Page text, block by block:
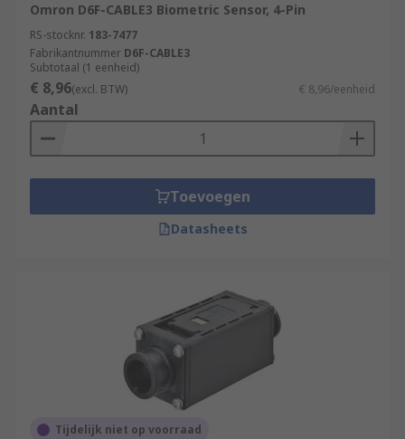
Omron D6F-CABLE3 Biometric Sensor, 4-Pin
RS-stocknr. 183-7477
Fabrikantnummer D6F-CABLE3
Subtotaal (1 eenheid)
€ 8,96(excl. BTW) € 8,96/eenheid
Aantal
Toevoegen
Datasheets
Tijdelijk niet op voorraad